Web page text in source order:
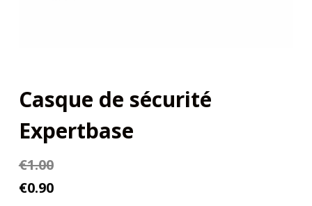
Casque de sécurité
Expertbase
€1.00
€0.90